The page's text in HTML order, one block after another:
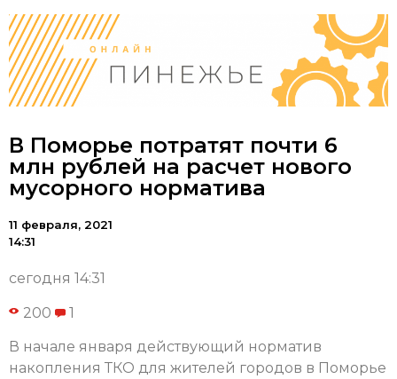
В Поморье потратят почти 6
млн рублей на расчет нового
мусорного норматива
11 февраля, 2021
14:31
сегодня 14:31
200 1
В начале января действующий норматив
накопления ТКО для жителей городов в Поморье